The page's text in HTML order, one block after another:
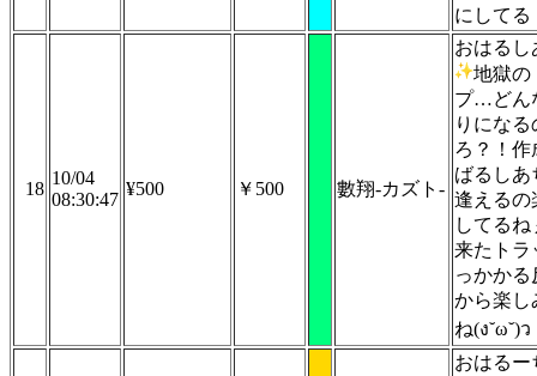
にしてる
18
10/04
08:30:47
¥500 ￥500 數翔-カズト-
おはるし
地獄の
プ…どん
りになる
ろ？！作
ばるしあ
逢えるの
してる
来たトラ
っかかる
から楽し
ね(ง˘ω˘)ว
おはるー